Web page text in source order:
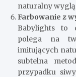
naturalny
Farbowanie z
Babylights to
polega na
imitujących
subtelna
przypadku